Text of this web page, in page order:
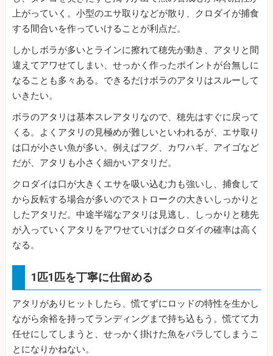
上がっていく。小型のエサ取りなどが散り、クロダイが捕食
する間合いを作っていけることが利点だ。
しかしボラが多いとラインに擦れて穂先が動き、アタリと間
違えてアワせてしまい、せっかく作ったポイントが台無しに
なることも多々ある。できるだけボラのアタリはスルーして
いきたい。
ボラのアタリは基本スレアタリなので、穂先はすぐに戻って
くる。よくアタリの見極めが難しいといわれるが、エサ取り
は口が小さい魚が多い。例えばフグ、カワハギ、アイゴなど
だが、アタリも小さく細かいアタリだ。
クロダイは口が大きくエサを吸い込む力も強いし、捕食して
から反転する場合が多いのでストロークの大きいしっかりと
したアタリだ。中途半端なアタリは見逃し、しっかりと穂先
が入っていくアタリをアワせていけばクロダイの確率は高く
なる。
1匹1匹を丁寧に仕留める
アタリがありヒットしたら、慌てずにロッドの特性を生かし
ながら余裕を持ってランディングまで持ち込もう。慌てて力
任せにしてしまうと、せっかく掛けた魚をバラしてしまうこ
とになりかねない。